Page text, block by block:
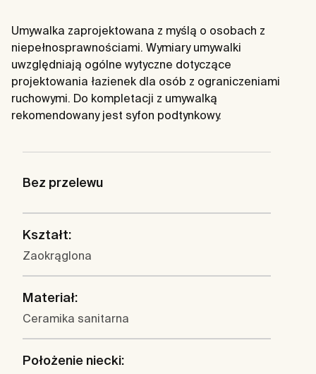
Umywalka zaprojektowana z myślą o osobach z
niepełnosprawnościami. Wymiary umywalki
uwzględniają ogólne wytyczne dotyczące
projektowania łazienek dla osób z ograniczeniami
ruchowymi. Do kompletacji z umywalką
rekomendowany jest syfon podtynkowy.
Bez przelewu
Kształt:
Zaokrąglona
Materiał:
Ceramika sanitarna
Położenie niecki: